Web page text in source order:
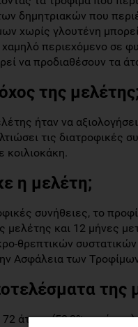
δημητριακών που
χωρίς γλουτένη
περιεχόμενο σε
να προδιαθέσουν τα
της μελέτης;
ήταν να
τις διατροφικές
κοιλιοκάκη.
η μελέτη;
συνήθειες, το
μελέτης και 12 μήνες
θρεπτικών
Ασφάλεια των
της
άτομα (58,3%